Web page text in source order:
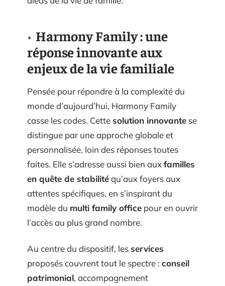
Harmony Family : une
réponse innovante aux
enjeux de la vie familiale
Pensée pour répondre à la complexité du
monde d’aujourd’hui, Harmony Family
casse les codes. Cettesolution innovante se
distingue par une approche globale et
personnalisée, loin des réponses toutes
faites. Elle s’adresse aussi bien auxfamilles
en quête de stabilitéqu’aux foyers aux
attentes spécifiques, en s’inspirant du
modèle du multi family office pour en ouvrir
l’accès au plus grand nombre.
Au centre du dispositif, lesservices
proposés couvrent tout le spectre : conseil
patrimonial, accompagnement